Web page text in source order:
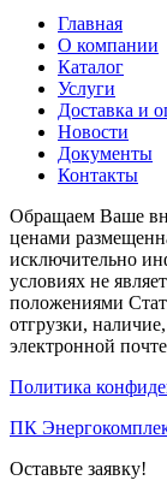
Главная
О компании
Каталог
Услуги
Доставка и
Новости
Документы
Контакты
Обращаем Ваше
ценами
исключительно
условиях не
положениями
отгрузки,
электронной
Политика
ПК
Оставьте заявку!